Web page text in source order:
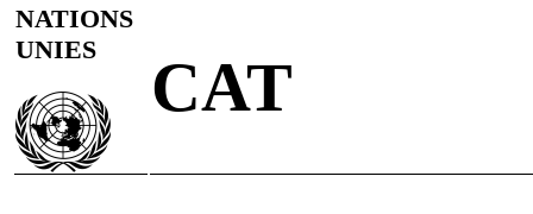
NATIONS
UNIES
CAT